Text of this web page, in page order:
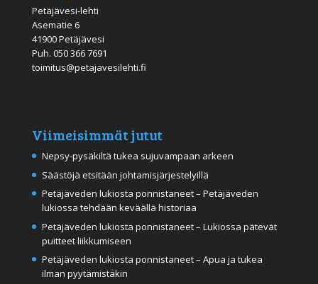
Petäjävesi-lehti
Asematie 6
41900 Petäjävesi
Puh. 050 366 7691
toimitus@petajavesilehti.fi
Viimeisimmät jutut
Nepsy-pysäkiltä tukea sujuvampaan arkeen
Säästöjä etsitään johtamisjärjestelyillä
Petäjäveden lukiosta ponnistaneet – Petäjäveden
lukiossa tehdään keväällä historiaa
Petäjäveden lukiosta ponnistaneet – Lukiossa pätevät
puitteet liikkumiseen
Petäjäveden lukiosta ponnistaneet – Apua ja tukea
ilman pyytämistäkin